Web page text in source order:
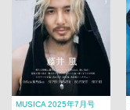
MUSICA 2025年7月号